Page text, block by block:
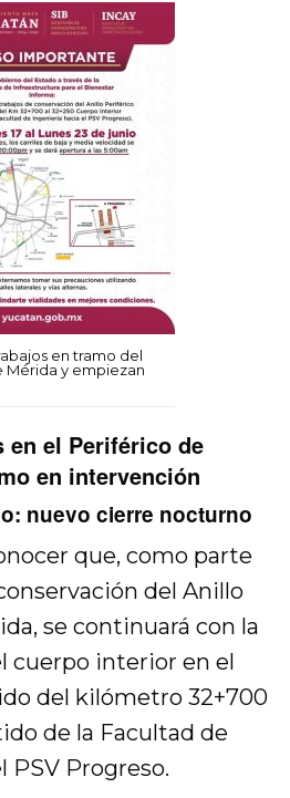
en tramo del
Mérida y empiezan
en el Periférico de
en intervención
nuevo cierre nocturno
que, como parte
del Anillo
se continuará con la
cuerpo interior en el
del kilómetro 32+700
de la Facultad de
PSV Progreso.